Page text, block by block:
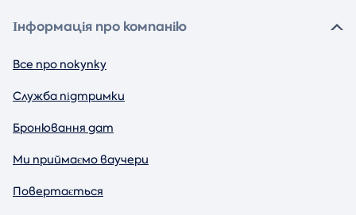
Інформація про компанію
Все про покупку
Служба підтримки
Бронювання дат
Ми приймаємо ваучери
Повертається